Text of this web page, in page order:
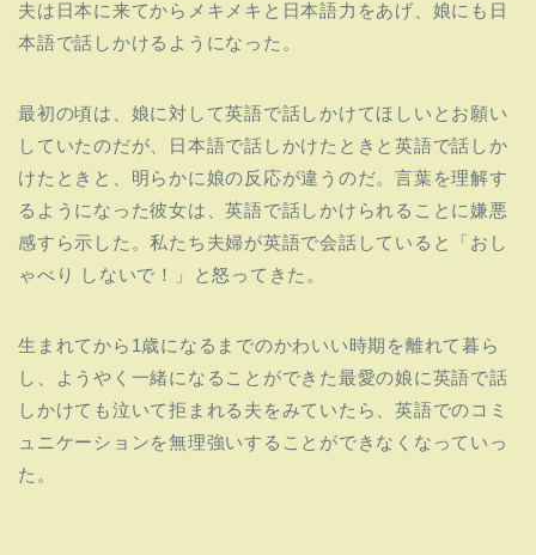
夫は日本に来てからメキメキと日本語力をあげ、 娘にも日
本語で話しかけるようになった。
最初の頃は、 娘に対して英語で話しかけてほしいとお願い
していたのだが、
日本語で話しかけたときと英語で話しか
けたときと、 明らかに娘の反応が違うのだ。言葉を理解す
るようになった彼女は、英語で話しかけられることに嫌悪
感すら示した。私たち夫婦が英語で会話していると「おし
ゃべり しないで！」と怒ってきた。
生まれてから1歳になるまでのかわいい時期を離れて暮ら
し、
ようやく一緒になることができた最愛の娘に英語で話
しかけても泣いて拒まれる夫をみていたら、英語でのコミ
ュニケーションを無理強いすることができなくなって いっ
た。